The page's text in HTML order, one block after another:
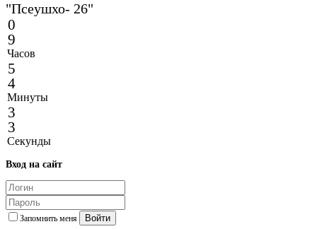
"Псеушхо- 26"
0
9
Часов
5
4
Минуты
3
3
Секунды
Вход на сайт
Запомнить меня Войти